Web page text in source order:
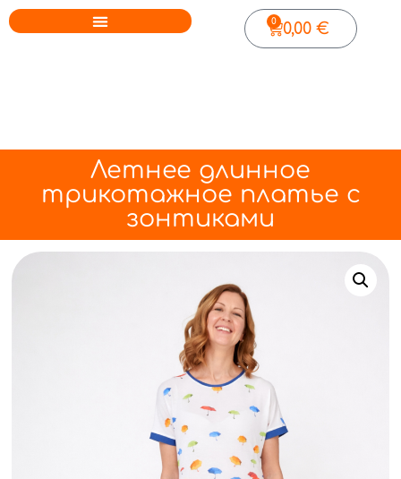
0,00€
0
Летнее длинное
трикотажное платье с
зонтиками